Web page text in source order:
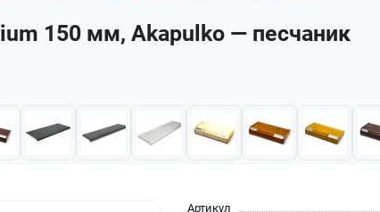
150 мм, Akapulko — песчаник
Артикул